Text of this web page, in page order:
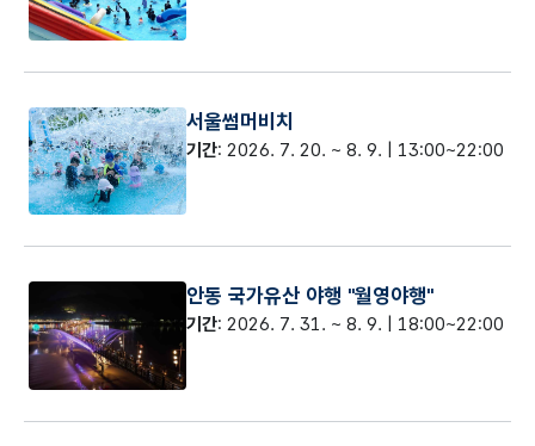
서울썸머비치
기간: 2026. 7. 20. ~ 8. 9. | 13:00~22:00
안동 국가유산 야행 "월영야행"
기간: 2026. 7. 31. ~ 8. 9. | 18:00~22:00